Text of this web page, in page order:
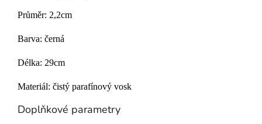
Průměr: 2,2cm
Barva: černá
Délka: 29cm
Materiál: čistý parafínový vosk
Doplňkové parametry